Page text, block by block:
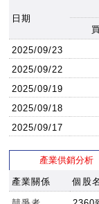
日期
2025/09/23
2025/09/22
2025/09/19
2025/09/18
2025/09/17
產業供銷分析
產業關係 個股